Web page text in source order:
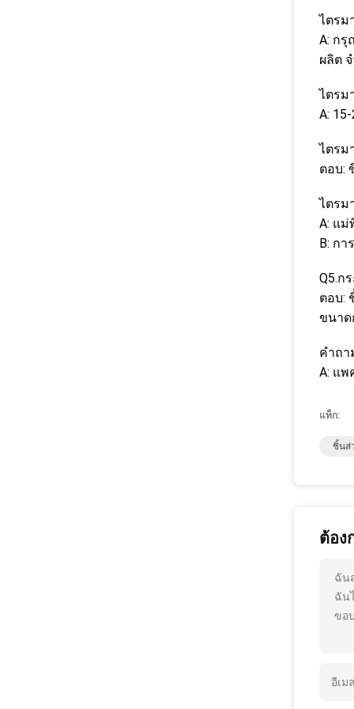
ไตรม
A: กรุ
ผลิต
ไตรม
A:
ไตรม
ตอบ:
ไตรม
A: แม่
B: กา
Q5.ก
ตอบ:
ขนาด
คำถ
A: แพ
แท็ก:
ชิ้นส่
ต้อง
ฉัน
ฉัน
ขอ